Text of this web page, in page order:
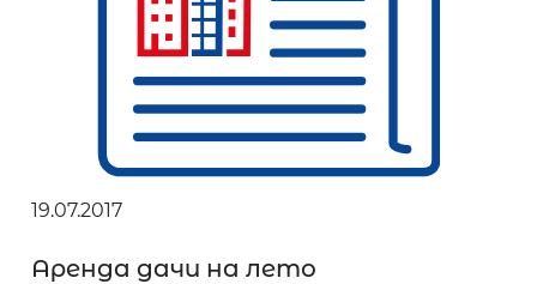
19.07.2017
Аренда дачи на лето